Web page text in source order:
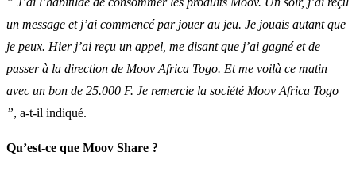
un message et j’ai commencé par jouer au jeu. Je jouais autant que
je peux. Hier j’ai reçu un appel, me disant que j’ai gagné et de
passer à la direction de Moov Africa Togo. Et me voilà ce matin
avec un bon de 25.000 F. Je remercie la société Moov Africa Togo
”, a-t-il indiqué.
Qu’est-ce que Moov Share ?